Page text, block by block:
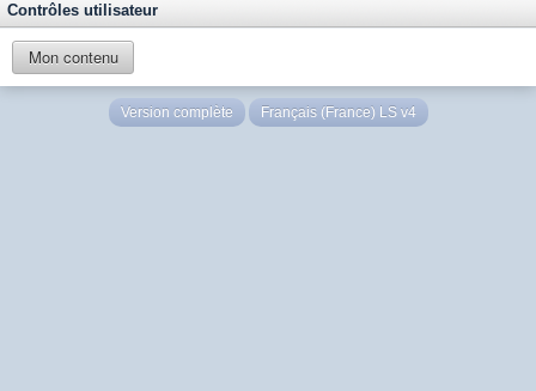
Contrôles utilisateur
Mon contenu
Version complète Français (France) LS v4